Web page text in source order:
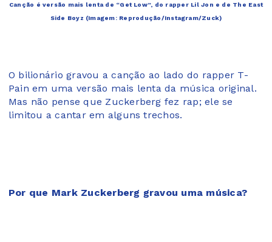
Canção é versão mais lenta de “Get Low”, do rapper Lil Jon e de The East
Side Boyz (Imagem: Reprodução/Instagram/Zuck)
O bilionário gravou a canção ao lado do rapper T-
Pain em uma versão mais lenta da música original.
Mas não pense que Zuckerberg fez rap; ele se
limitou a cantar em alguns trechos.
Por que Mark Zuckerberg gravou uma música?